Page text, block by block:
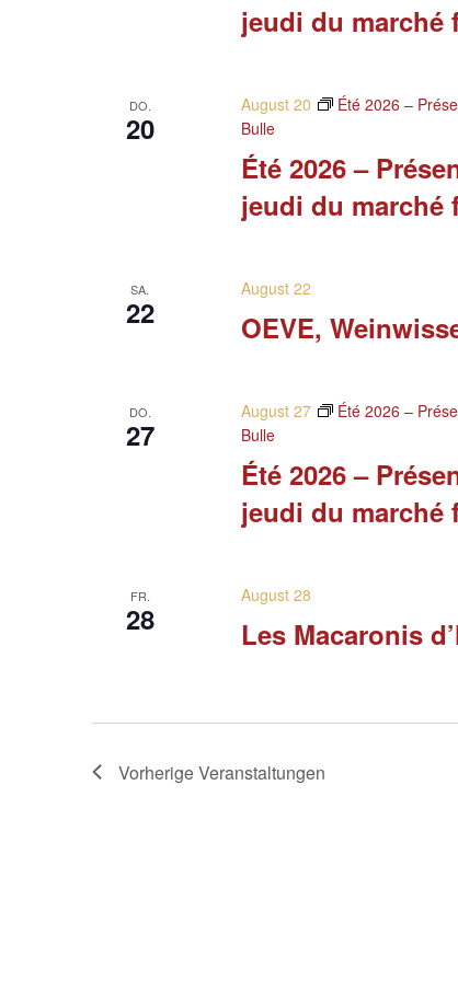
jeudi du
DO.
20
Été 2026 –
jeudi du
August 20
Été 2026 –
Bulle
SA.
22 OEVE,
August 22
DO.
27
Été 2026 –
jeudi du
August 27
Été 2026 –
Bulle
FR.
28 Les Macaronis
August 28
VorherigeVeranstaltungen